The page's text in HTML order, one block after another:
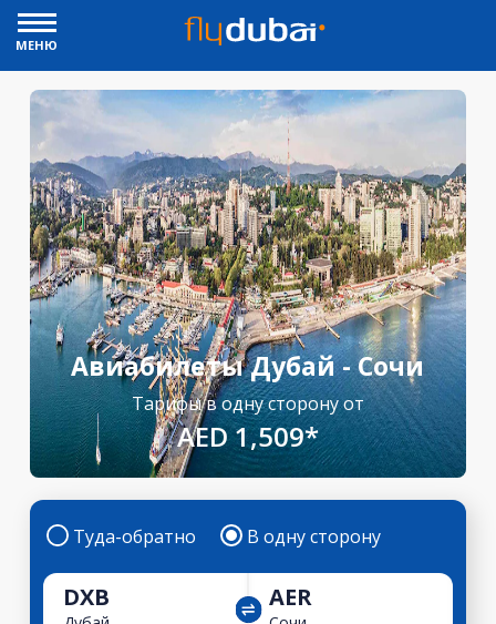
МЕНЮ
Авиабилеты Дубай - Сочи
Тарифы в одну сторону от
AED 1,509*
Туда-обратно В одну сторону
DXB AER